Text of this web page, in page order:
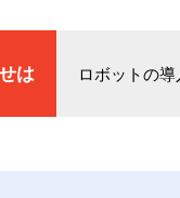
は ロボットの